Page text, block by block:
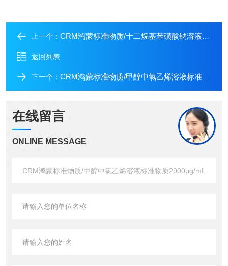
上一个： CRM鸿蒙标准物质/十二烷基苯磺酸钠溶液标准物质（阴离子洗涤剂）1000μg/mL50mL
返回列表
下一个： CRM鸿蒙标准物质/甲醇中氯乙烯溶液标准物质200μg/mL2mL
在线留言
ONLINE MESSAGE